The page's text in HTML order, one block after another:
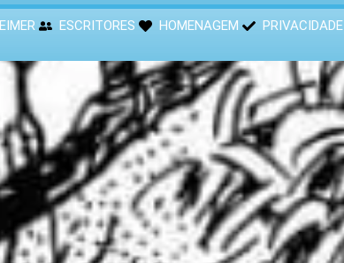
ESCRITORES HOMENAGEM PRIVACIDADE